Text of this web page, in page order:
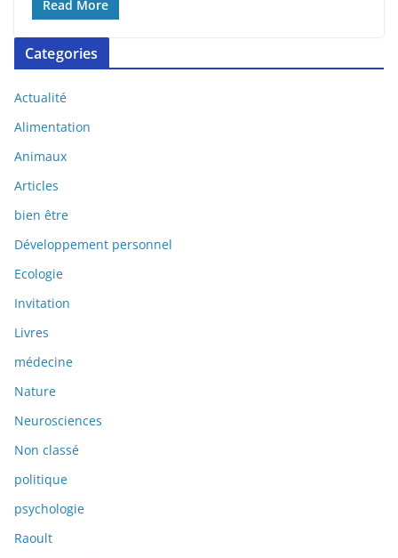
Read More
Categories
Actualité
Alimentation
Animaux
Articles
bien être
Développement personnel
Ecologie
Invitation
Livres
médecine
Nature
Neurosciences
Non classé
politique
psychologie
Raoult